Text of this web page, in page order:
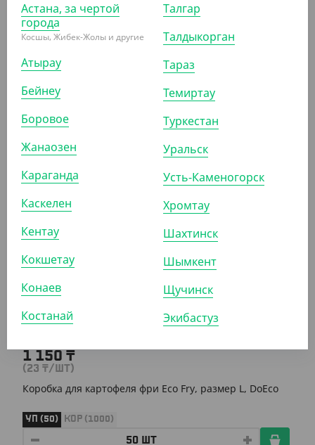
(43.80₸/ШТ)
Бумажный конус для фри ECO CONE, размер L, Verde
Vita
УП (20) КОР (480)
АРТ. 3300225
1 150 ₸
(23 ₸/ШТ)
Коробка для картофеля фри Eco Fry, размер L, DoEco
УП (50) КОР (1000)
Астана, за чертой
города
Косшы, Жибек-Жолы и другие
Атырау
Бейнеу
Боровое
Жанаозен
Караганда
Каскелен
Кентау
Кокшетау
Конаев
Костанай
Талгар
Талдыкорган
Тараз
Темиртау
Туркестан
Уральск
Усть-Каменогорск
Хромтау
Шахтинск
Шымкент
Щучинск
Экибастуз